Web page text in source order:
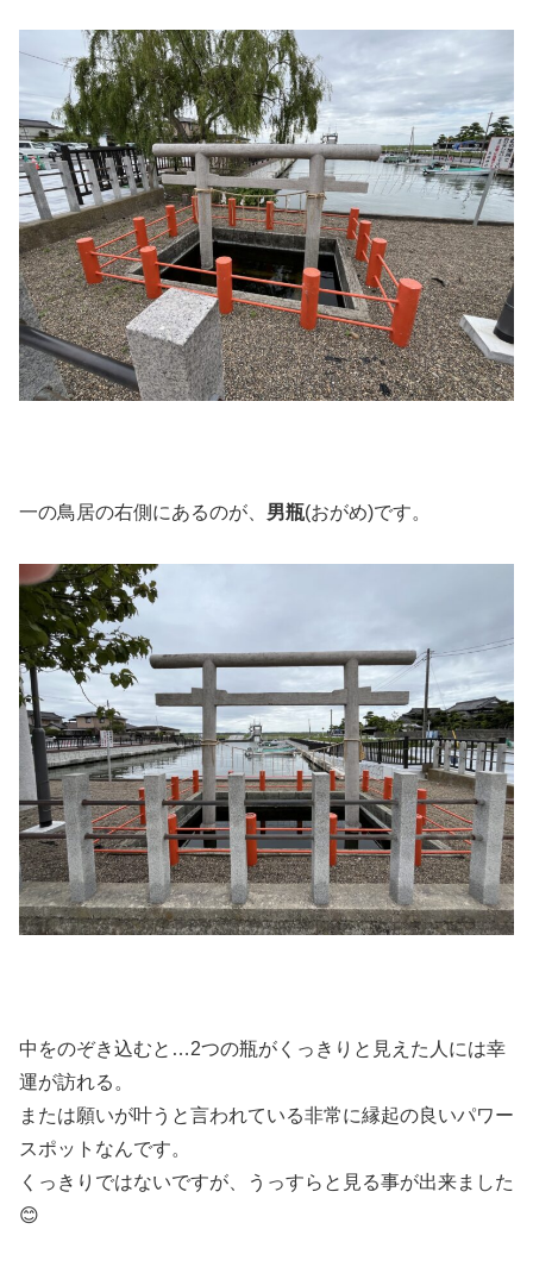
一の鳥居の右側にあるのが、 男瓶(おがめ)です。
中をのぞき込むと…2つの瓶がくっきりと見えた人には幸
運が訪れる。
または願いが叶うと言われている非常に縁起の良いパワー
スポットなんです。
くっきりではないですが、うっすらと見る事が出来ました
😊